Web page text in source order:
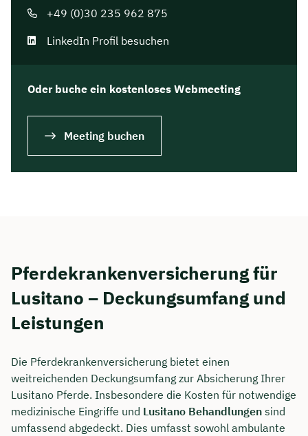
+49 (0)30 235 962 875
LinkedIn Profil besuchen
Oder buche ein kostenloses Webmeeting
Meeting buchen
Pferdekrankenversicherung für
Lusitano – Deckungsumfang und
Leistungen
Die Pferdekrankenversicherung bietet einen
weitreichenden Deckungsumfang zur Absicherung Ihrer
Lusitano Pferde. Insbesondere die Kosten für notwendige
medizinische Eingriffe und Lusitano Behandlungen sind
umfassend abgedeckt. Dies umfasst sowohl ambulante